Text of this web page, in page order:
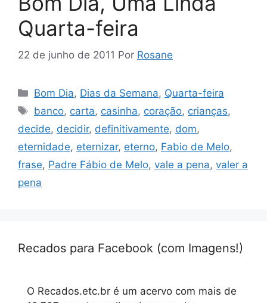
Quarta-feira
22 de junho de 2011 Por Rosane
Categorias
Bom Dia, Dias da Semana, Quarta-feira
Tags
banco, carta, casinha, coração, crianças,
decide, decidir, definitivamente, dom,
eternidade, eternizar, eterno, Fabio de Melo,
frase, Padre Fábio de Melo, vale a pena, valer a
pena
Recados para Facebook (com Imagens!)
O Recados.etc.br é um acervo com mais de